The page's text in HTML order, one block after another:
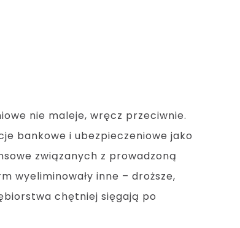
nie maleje, wręcz przeciwnie.
bankowe i ubezpieczeniowe jako
związanych z prowadzoną
wyeliminowały inne – droższe,
chętniej sięgają po